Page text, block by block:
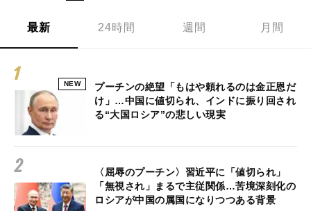
最新 24時間 週間 月間
NEW
プーチンの絶望「もはや頼れるのは金正恩だ
け」…中国に値切られ、インドに振り回され
る“大国ロシア”の悲しい現実
〈屈辱のプーチン〉習近平に「値切られ」
「無視され」まるで主従関係…苦境深刻化の
ロシアが中国の属国になりつつある背景